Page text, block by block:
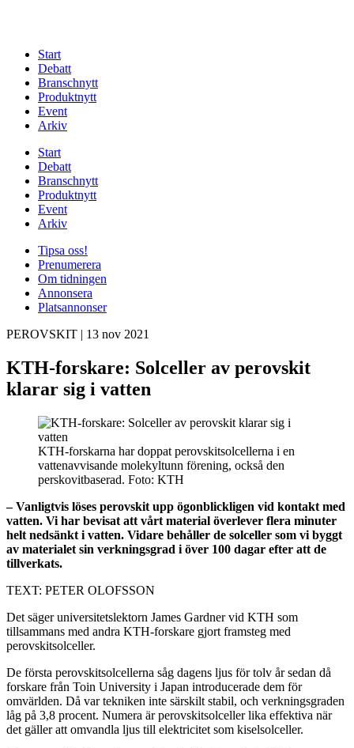
Start
Debatt
Branschnytt
Produktnytt
Event
Arkiv
Start
Debatt
Branschnytt
Produktnytt
Event
Arkiv
Tipsa oss!
Prenumerera
Om tidningen
Annonsera
Platsannonser
PEROVSKIT | 13 nov 2021
KTH-forskare: Solceller av perovskit
klarar sig i vatten
KTH-forskarna har doppat perovskitsolcellerna i en
vattenavvisande molekyltunn förening, också den
perskovitbaserad. Foto: KTH
– Vanligtvis löses perovskit upp ögonblickligen vid kontakt med
vatten. Vi har bevisat att vårt material överlever flera minuter
helt nedsänkt i vatten. Vidare behåller de solceller som vi byggt
av materialet sin verkningsgrad i över 100 dagar efter att de
tillverkats.
TEXT: PETER OLOFSSON
Det säger universitetslektorn James Gardner vid KTH som
tillsammans med andra KTH-forskare gjort framsteg med
perovskitsolceller.
De första perovskitsolcellerna såg dagens ljus för tolv år sedan då
forskare från Toin University i Japan introducerade dem för
omvärlden. Då var tekniken inte särskilt stabil, och verkningsgraden
låg på 3,8 procent. Numera är perovskitsolceller lika effektiva när
det gäller att omvandla ljus till elektricitet som kiselsolceller.